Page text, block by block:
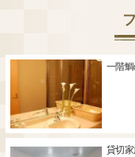
一階
貸切